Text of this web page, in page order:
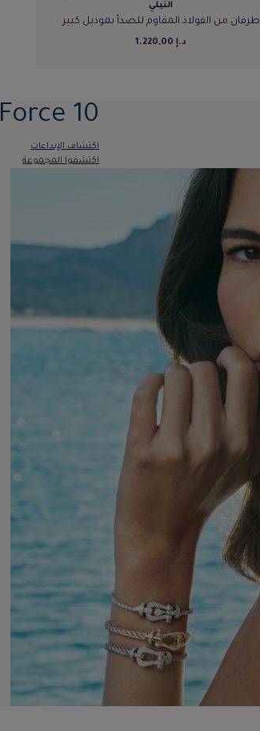
النيلي
طرفان من الفولاذ المقاوم للصدأ بموديل كبير
د.إ 1.220,00
Force 10
اكتشاف الإبداعات
اكتشفوا المجموعة